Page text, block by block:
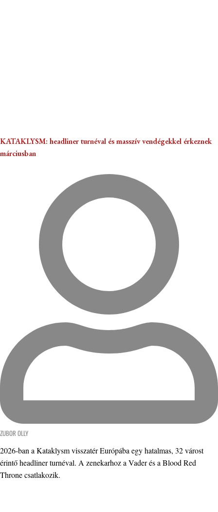
KATAKLYSM: headliner turnéval és masszív vendégekkel érkeznek
márciusban
ZUBOR OLLY
2026-ban a Kataklysm visszatér Európába egy hatalmas, 32 várost
érintő headliner turnéval. A zenekarhoz a Vader és a Blood Red
Throne csatlakozik.